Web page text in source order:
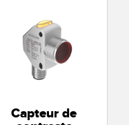
Capteur de